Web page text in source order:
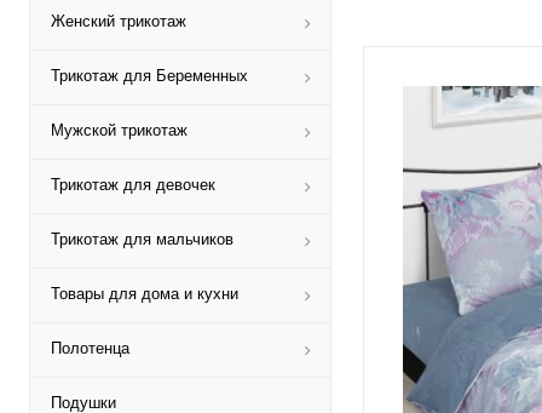
Женский трикотаж
Трикотаж для Беременных
Мужской трикотаж
Трикотаж для девочек
Трикотаж для мальчиков
Товары для дома и кухни
Полотенца
Подушки